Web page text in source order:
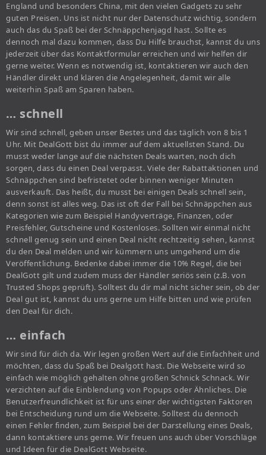
England und besonders China, mit den vielen Gadgets zu sehr
guten Preisen. Uns ist nicht nur der Datenschutz wichtig, sondern
auch das du Spaß bei der Schnäppchenjagd hast. Sollte es
dennoch mal dazu kommen, dass Du Hilfe brauchst, kannst du uns
jederzeit über das Kontaktformular erreichen und wir helfen dir
gerne weiter. Wenn es notwendig ist, kontaktieren wir auch den
Händler direkt und klären die Angelegenheit, damit wir alle
weiterhin Spaß am Sparen haben.
… schnell
Wir sind schnell, geben unser Bestes und das täglich von 8 bis 1
Uhr. Mit DealGott bist du immer auf dem aktuellsten Stand. Du
musst weder lange auf die nächsten Deals warten, noch dich
sorgen, dass du einen Deal verpasst. Viele der Rabattaktionen und
Schnäppchen sind befristetet oder binnen weniger Minuten
ausverkauft. Das heißt, du musst bei einigen Deals schnell sein,
denn sonst ist alles weg. Das ist oft der Fall bei Schnäppchen aus
Kategorien wie zum Beispiel Handyverträge, Finanzen, oder
Preisfehler, Gutscheine und Kostenloses. Sollten wir einmal nicht
schnell genug sein und einen Deal nicht rechtzeitig sehen, kannst
du den Deal melden und wir kümmern uns umgehend um die
Veröffentlichung. Bedenke dabei immer die 10% Regel, die bei
DealGott gilt und zudem muss der Händler seriös sein (z.B. von
Trusted Shops geprüft). Solltest du dir mal nicht sicher sein, ob der
Deal gut ist, kannst du uns gerne um Hilfe bitten und wie prüfen
den Deal für dich.
… einfach
Wir sind für dich da. Wir legen großen Wert auf die Einfachheit und
möchten, dass du Spaß bei Dealgott hast. Die Webseite wird so
einfach wie möglich gehalten ohne großen Schnick Schnack. Wir
verzichten auf die Einblendung von Popups oder Ähnliches. Die
Benutzerfreundlichkeit ist für uns einer der wichtigsten Faktoren
bei Entscheidung rund um die Webseite. Solltest du dennoch
einen Fehler finden, zum Beispiel bei der Darstellung eines Deals,
dann kontaktiere uns gerne. Wir freuen uns auch über Vorschläge
und Ideen für die DealGott Webseite.